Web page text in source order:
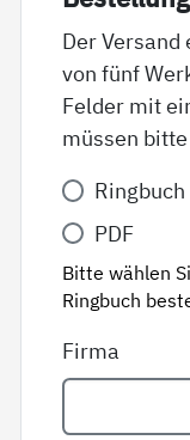
Der
von fünf
Felder mit
müssen
Variante*
Ringbuch
PDF
Bitte wählen
Ringbuch
Firma